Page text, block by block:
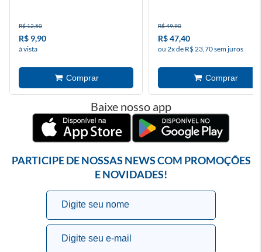
R$ 12,50
R$ 9,90
à vista
R$ 49,90
R$ 47,40
ou 2x de R$ 23,70 sem juros
Baixe nosso app
PARTICIPE DE NOSSAS NEWS COM PROMOÇÕES
E NOVIDADES!